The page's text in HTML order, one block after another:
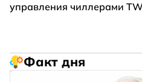
управления чиллерами
Факт дня